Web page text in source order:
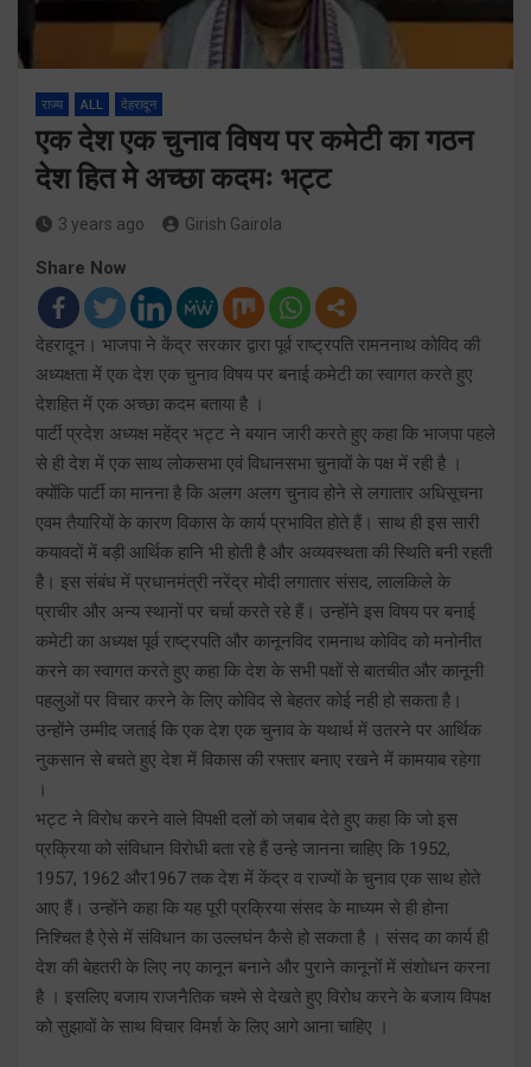
राज्य ALL देहरादून
एक देश एक चुनाव विषय पर कमेटी का गठन
देश हित मे अच्छा कदमः भट्ट
3 years ago Girish Gairola
Share Now
देहरादून। भाजपा ने केंद्र सरकार द्वारा पूर्व राष्ट्रपति रामननाथ कोविद की
अध्यक्षता में एक देश एक चुनाव विषय पर बनाई कमेटी का स्वागत करते हुए
देशहित में एक अच्छा कदम बताया है ।
पार्टी प्रदेश अध्यक्ष महेंद्र भट्ट ने बयान जारी करते हुए कहा कि भाजपा पहले
से ही देश में एक साथ लोकसभा एवं विधानसभा चुनावों के पक्ष में रही है ।
क्योंकि पार्टी का मानना है कि अलग अलग चुनाव होने से लगातार अधिसूचना
एवम तैयारियों के कारण विकास के कार्य प्रभावित होते हैं। साथ ही इस सारी
कयावदों में बड़ी आर्थिक हानि भी होती है और अव्यवस्थता की स्थिति बनी रहती
है। इस संबंध में प्रधानमंत्री नरेंद्र मोदी लगातार संसद, लालकिले के
प्राचीर और अन्य स्थानों पर चर्चा करते रहे हैं। उन्होंने इस विषय पर बनाई
कमेटी का अध्यक्ष पूर्व राष्ट्रपति और कानूनविद रामनाथ कोविद को मनोनीत
करने का स्वागत करते हुए कहा कि देश के सभी पक्षों से बातचीत और कानूनी
पहलुओं पर विचार करने के लिए कोविद से बेहतर कोई नही हो सकता है।
उन्होंने उम्मीद जताई कि एक देश एक चुनाव के यथार्थ में उतरने पर आर्थिक
नुकसान से बचते हुए देश में विकास की रफ्तार बनाए रखने में कामयाब रहेगा
।
भट्ट ने विरोध करने वाले विपक्षी दलों को जबाब देते हुए कहा कि जो इस
प्रक्रिया को संविधान विरोधी बता रहे हैं उन्हे जानना चाहिए कि 1952,
1957, 1962 और1967 तक देश में केंद्र व राज्यों के चुनाव एक साथ होते
आए हैं। उन्होंने कहा कि यह पूरी प्रक्रिया संसद के माध्यम से ही होना
निश्चित है ऐसे में संविधान का उल्लघंन कैसे हो सकता है । संसद का कार्य ही
देश की बेहतरी के लिए नए कानून बनाने और पुराने कानूनों में संशोधन करना
है । इसलिए बजाय राजनैतिक चश्मे से देखते हुए विरोध करने के बजाय विपक्ष
को सुझावों के साथ विचार विमर्श के लिए आगे आना चाहिए ।